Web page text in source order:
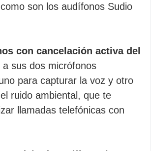
son los audífonos Sudio
con cancelación activa del
a sus dos micrófonos
para capturar la voz y otro
ruido ambiental, que te
llamadas telefónicas con